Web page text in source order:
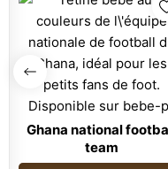
Ghana national
team